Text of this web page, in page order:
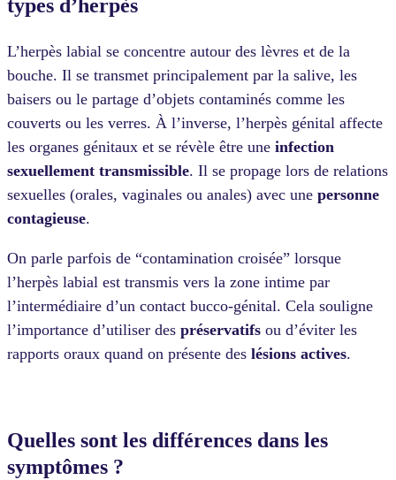
types d’herpès
L’herpès labial se concentre autour des lèvres et de la
bouche. Il se transmet principalement par la salive, les
baisers ou le partage d’objets contaminés comme les
couverts ou les verres. À l’inverse, l’herpès génital affecte
les organes génitaux et se révèle être une infection
sexuellement transmissible. Il se propage lors de relations
sexuelles (orales, vaginales ou anales) avec une personne
contagieuse.
On parle parfois de “contamination croisée” lorsque
l’herpès labial est transmis vers la zone intime par
l’intermédiaire d’un contact bucco-génital. Cela souligne
l’importance d’utiliser des préservatifs ou d’éviter les
rapports oraux quand on présente des lésions actives.
Quelles sont les différences dans les
symptômes ?